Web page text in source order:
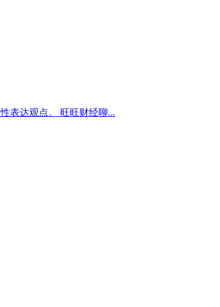
表达观点。 旺旺财经聊...